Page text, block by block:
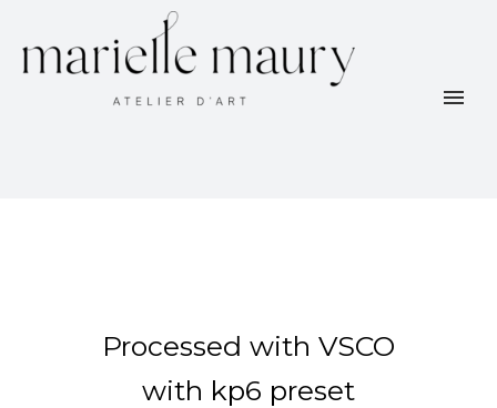
Processed with VSCO
with kp6 preset